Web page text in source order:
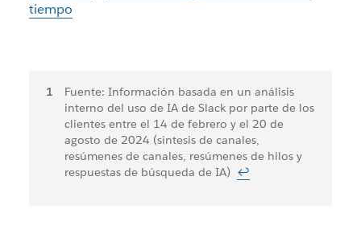
tiempo
Notas
pie
Fuente: Información basada en un análisis
interno del uso de IA de Slack por parte de los
clientes entre el 14 de febrero y el 20 de
agosto de 2024 (síntesis de canales,
resúmenes de canales, resúmenes de hilos y
respuestas de búsqueda de IA) ↩